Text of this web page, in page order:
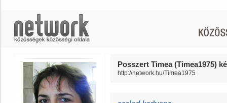
Posszert Timea (Timea1975)
http://network.hu/Timea1975